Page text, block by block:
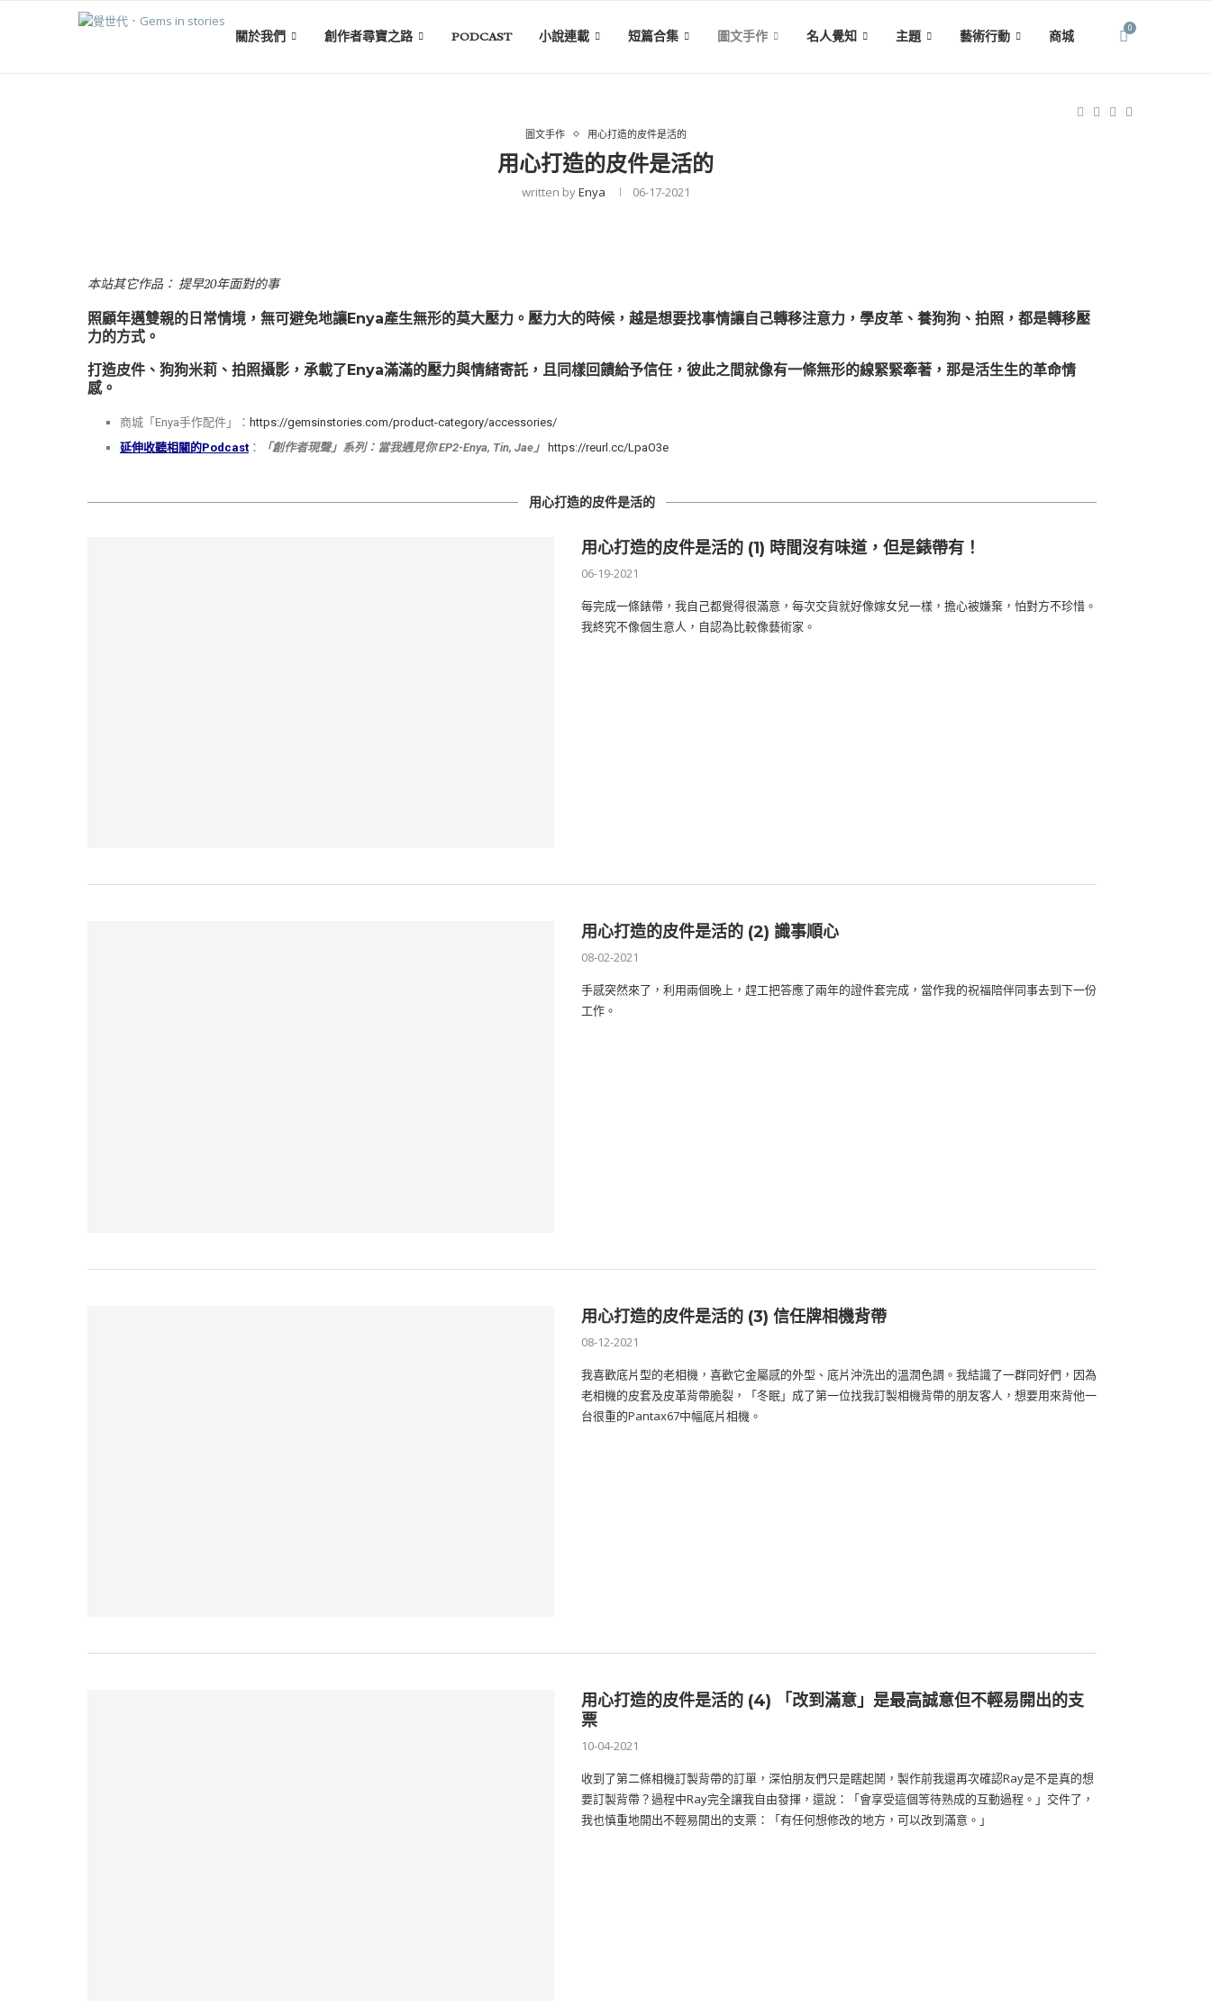
關於我們 創作者尋寶之路 PODCAST 小說連載 短篇合集 圖文手作 名人覺知 主題 藝術行動 商城
0
圖文手作 用心打造的皮件是活的
用心打造的皮件是活的
written byEnya 06-17-2021
本站其它作品： 提早20年面對的事
照顧年邁雙親的日常情境，無可避免地讓Enya產生無形的莫大壓力。壓力大的時候，越是想要找事情讓自己轉移注意力，學皮革、養狗狗、拍照，都是轉移壓
力的方式。
打造皮件、狗狗米莉、拍照攝影，承載了Enya滿滿的壓力與情緒寄託，且同樣回饋給予信任，彼此之間就像有一條無形的線緊緊牽著，那是活生生的革命情
感。
商城「Enya手作配件」： https://gemsinstories.com/product-category/accessories/
延伸收聽相關的Podcast ： 「創作者現聲」系列：當我遇見你 EP2-Enya, Tin, Jae」 https://reurl.cc/LpaO3e
用心打造的皮件是活的
用心打造的皮件是活的 (1) 時間沒有味道，但是錶帶有！
06-19-2021
每完成一條錶帶，我自己都覺得很滿意，每次交貨就好像嫁女兒一樣，擔心被嫌棄，怕對方不珍惜。
我終究不像個生意人，自認為比較像藝術家。
用心打造的皮件是活的 (2) 識事順心
08-02-2021
手感突然來了，利用兩個晚上，趕工把答應了兩年的證件套完成，當作我的祝福陪伴同事去到下一份
工作。
用心打造的皮件是活的 (3) 信任牌相機背帶
08-12-2021
我喜歡底片型的老相機，喜歡它金屬感的外型、底片沖洗出的溫潤色調。我結識了一群同好們，因為
老相機的皮套及皮革背帶脆裂，「冬眠」成了第一位找我訂製相機背帶的朋友客人，想要用來背他一
台很重的Pantax67中幅底片相機。
用心打造的皮件是活的 (4) 「改到滿意」是最高誠意但不輕易開出的支
票
10-04-2021
收到了第二條相機訂製背帶的訂單，深怕朋友們只是瞎起鬨，製作前我還再次確認Ray是不是真的想
要訂製背帶？過程中Ray完全讓我自由發揮，還說：「會享受這個等待熟成的互動過程。」交件了，
我也慎重地開出不輕易開出的支票：「有任何想修改的地方，可以改到滿意。」